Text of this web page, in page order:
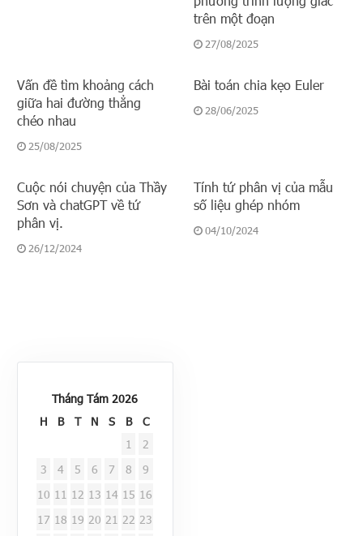
trên một đoạn
27/08/2025
Vấn đề tìm khoảng cách
giữa hai đường thẳng
chéo nhau
25/08/2025
Bài toán chia kẹo Euler
28/06/2025
Cuộc nói chuyện của Thầy
Sơn và chatGPT về tứ
phân vị.
26/12/2024
Tính tứ phân vị của mẫu
số liệu ghép nhóm
04/10/2024
Tháng Tám 2026
H
B T N S B
C
1
2
3
4 5 6 7 8
9
10 11 12 13 14 15 16
17 18 19 20 21 22 23